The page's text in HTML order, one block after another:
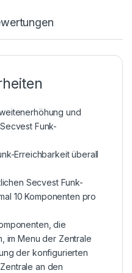
und
Funk-
Erreichbarkeit überall
Secvest Funk-
10 Komponenten pro
die
im Menu der Zentrale
der konfigurierten
an den